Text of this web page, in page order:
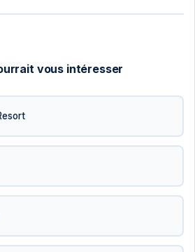
vous intéresser